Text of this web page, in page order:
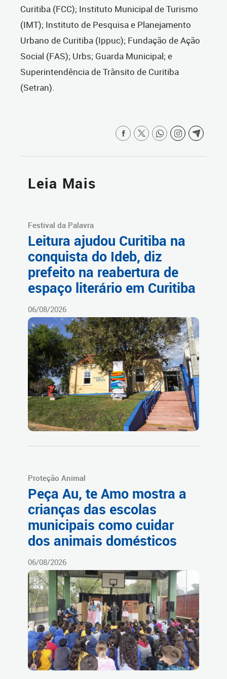
Curitiba (FCC); Instituto Municipal de Turismo
(IMT); Instituto de Pesquisa e Planejamento
Urbano de Curitiba (Ippuc); Fundação de Ação
Social (FAS); Urbs; Guarda Municipal; e
Superintendência de Trânsito de Curitiba
(Setran).
Leia Mais
Festival da Palavra
Leitura ajudou Curitiba na
conquista do Ideb, diz
prefeito na reabertura de
espaço literário em Curitiba
06/08/2026
Proteção Animal
Peça Au, te Amo mostra a
crianças das escolas
municipais como cuidar
dos animais domésticos
06/08/2026